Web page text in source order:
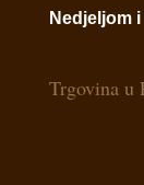
Nedjeljom
Trgovina u